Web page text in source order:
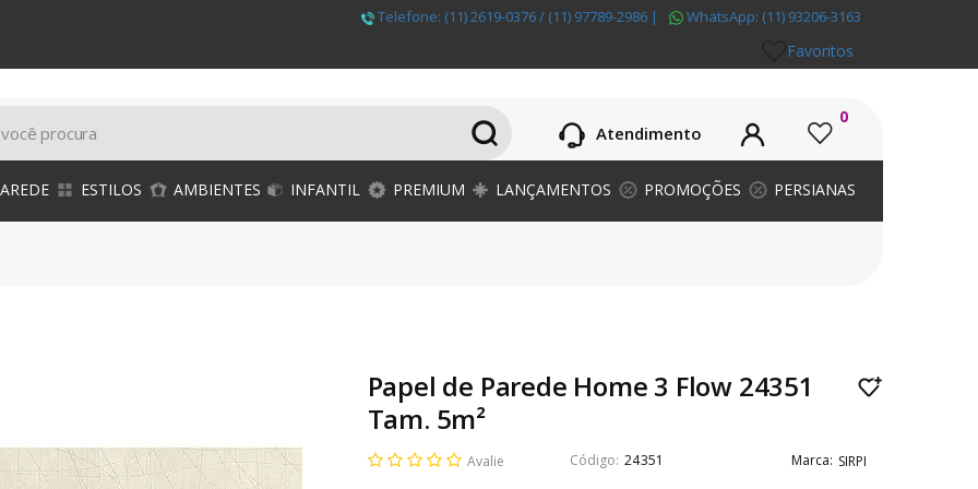
Telefone: (11) 2619-0376 / (11) 97789-2986 | WhatsApp: (11) 93206-3163
Favoritos
Atendimento
0
ESTILOS AMBIENTES INFANTIL PREMIUM LANÇAMENTOS PROMOÇÕES PERSIANAS
Papel de Parede Home 3 Flow 24351
Tam. 5m²
Avalie 24351 SIRPI